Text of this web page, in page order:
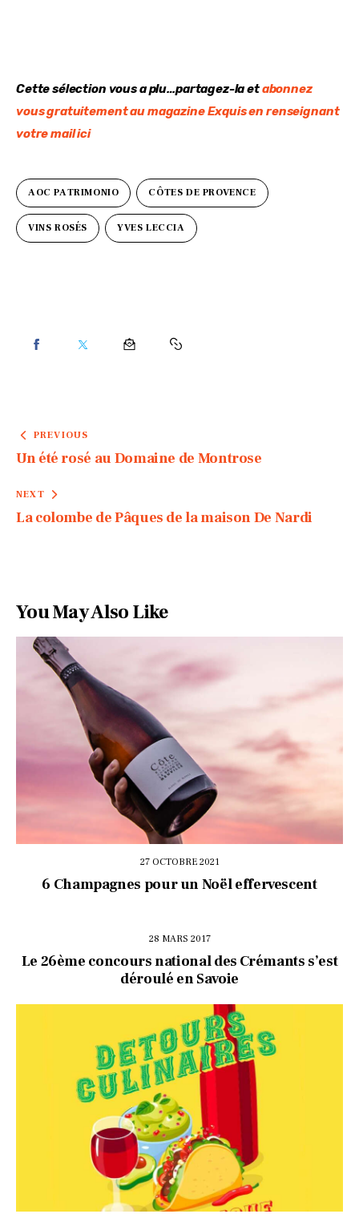
Cette sélection vous a plu…partagez-la et abonnez
vous gratuitement au magazine Exquis en renseignant
votre mail ici
AOC PATRIMONIO CÔTES DE PROVENCE
VINS ROSÉS YVES LECCIA
PREVIOUS
Un été rosé au Domaine de Montrose
NEXT
La colombe de Pâques de la maison De Nardi
You May Also Like
27 OCTOBRE 2021
6 Champagnes pour un Noël effervescent
28 MARS 2017
Le 26ème concours national des Crémants s’est
déroulé en Savoie